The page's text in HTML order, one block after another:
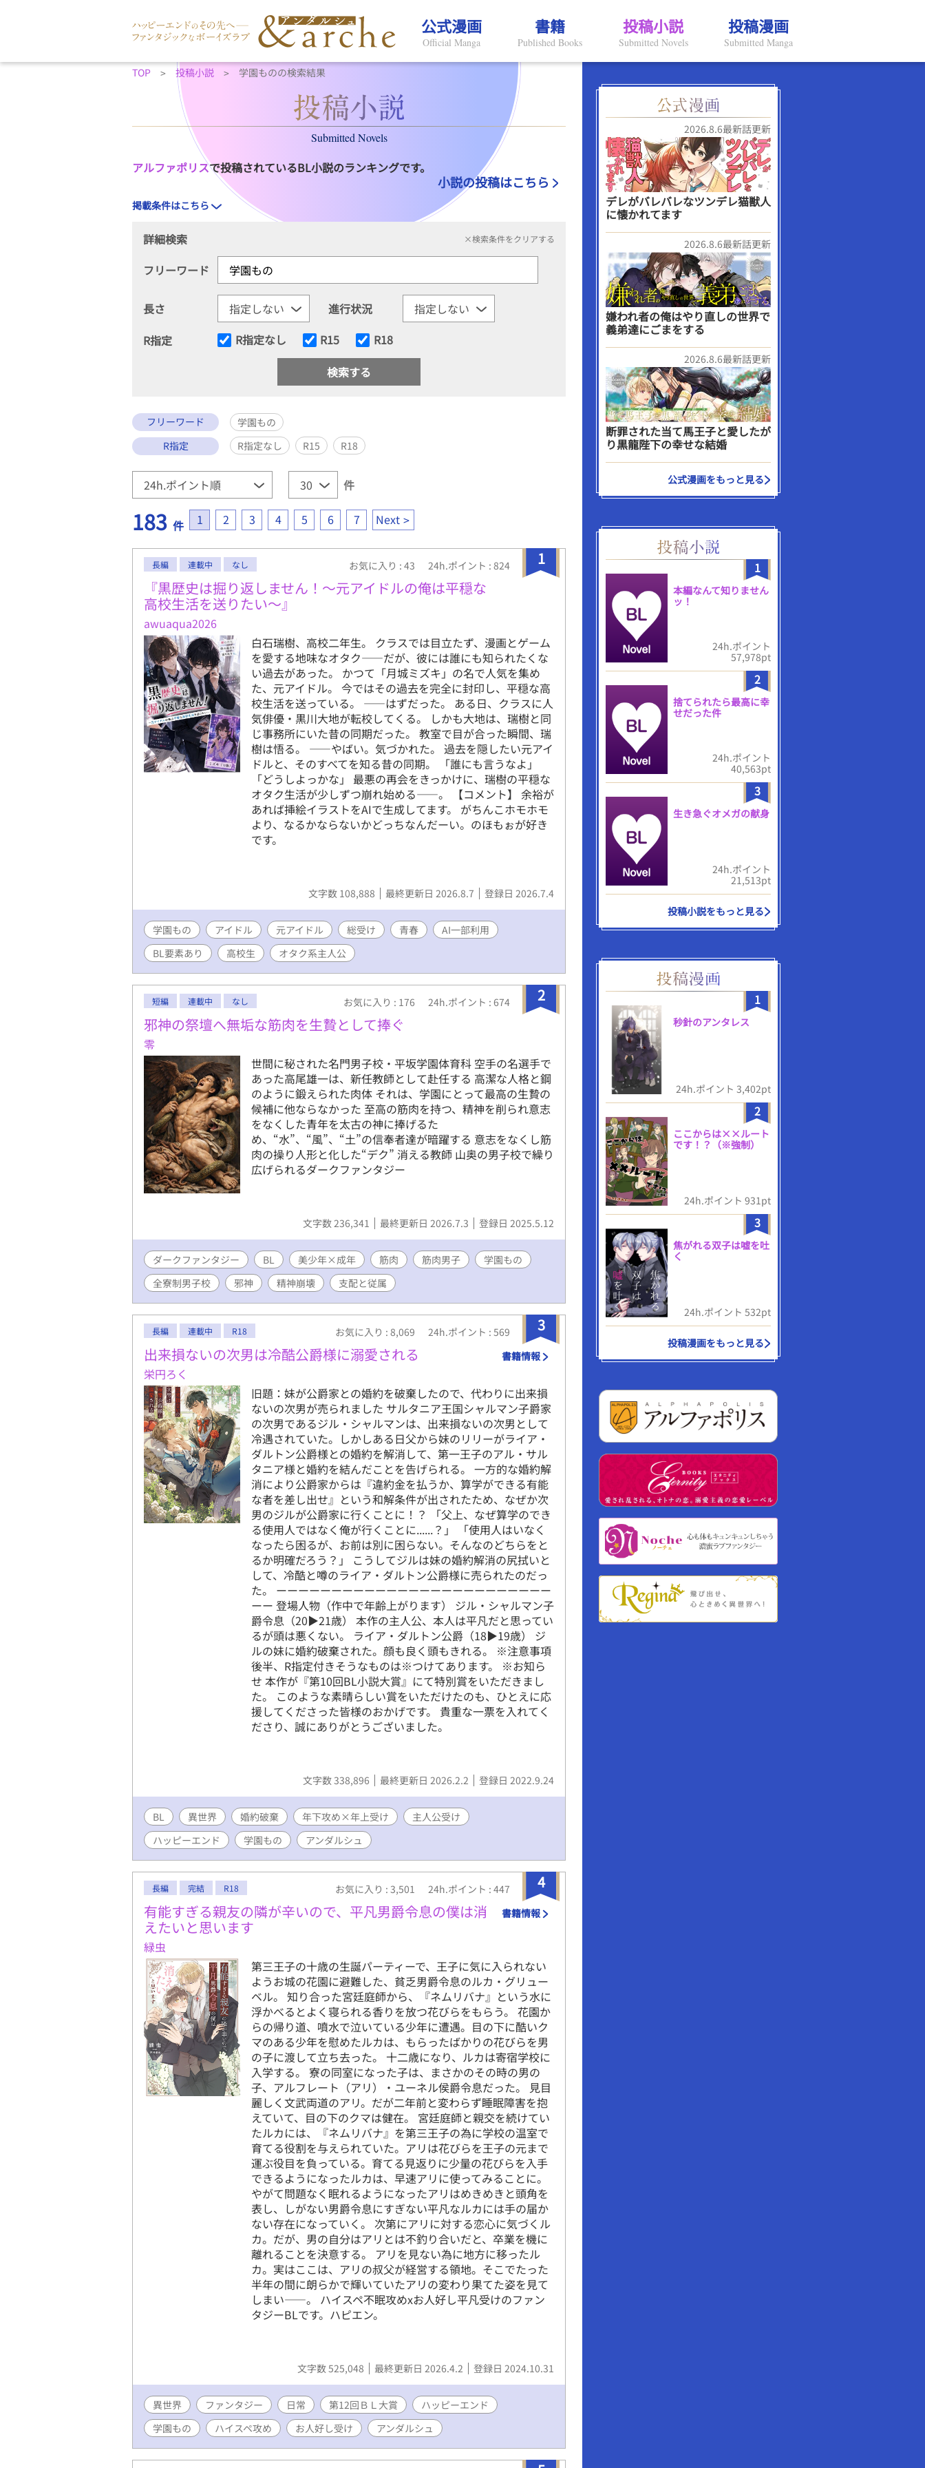
公式漫画
Official Manga
書籍
Published Books
投稿小説
Submitted Novels
投稿漫画
Submitted Manga
TOP 投稿小説 学園ものの検索結果
Submitted Novels
アルファポリスで投稿されているBL小説のランキングです。
小説の投稿はこちら
掲載条件はこちら
詳細検索 ×検索条件をクリアする
フリーワード
長さ
進行状況
R指定
R指定なし R15 R18
フリーワード
学園もの
R指定
R指定なし R15 R18
件
183 件 1 2 3 4 5 6 7 Next
1
長編 連載中 なし お気に入り : 43 24h.ポイント : 824
『黒歴史は掘り返しません！～元アイドルの俺は平穏な
高校生活を送りたい～』
awuaqua2026
白石瑞樹、高校二年生。 クラスでは目立たず、漫画とゲーム
を愛する地味なオタク――だが、彼には誰にも知られたくな
い過去があった。 かつて「月城ミズキ」の名で人気を集め
た、元アイドル。 今ではその過去を完全に封印し、平穏な高
校生活を送っている。 ――はずだった。 ある日、クラスに人
気俳優・黒川大地が転校してくる。 しかも大地は、瑞樹と同
じ事務所にいた昔の同期だった。 教室で目が合った瞬間、瑞
樹は悟る。 ――やばい。気づかれた。 過去を隠したい元アイ
ドルと、そのすべてを知る昔の同期。 「誰にも言うなよ」
「どうしよっかな」 最悪の再会をきっかけに、瑞樹の平穏な
オタク生活が少しずつ崩れ始める――。 【コメント】 余裕が
あれば挿絵イラストをAIで生成してます。 がちんこホモホモ
より、なるかならないかどっちなんだーい。のほもぉが好き
です。
文字数 108,888 最終更新日 2026.8.7 登録日 2026.7.4
学園もの アイドル 元アイドル 総受け 青春
AI一部利用
BL要素あり
高校生 オタク系主人公
2
短編 連載中 なし お気に入り : 176 24h.ポイント : 674
邪神の祭壇へ無垢な筋肉を生贄として捧ぐ
零
世間に秘された名門男子校・平坂学園体育科 空手の名選手で
あった高尾雄一は、新任教師として赴任する 高潔な人格と鋼
のように鍛えられた肉体 それは、学園にとって最高の生贄の
候補に他ならなかった 至高の筋肉を持つ、精神を削られ意志
をなくした青年を太古の神に捧げるた
め、“水”、“風”、“土”の信奉者達が暗躍する 意志をなくし筋
肉の操り人形と化した“デク” 消える教師 山奥の男子校で繰り
広げられるダークファンタジー
文字数 236,341 最終更新日 2026.7.3 登録日 2025.5.12
ダークファンタジー BL 美少年×成年 筋肉 筋肉男子
学園もの
全寮制男子校
邪神 精神崩壊 支配と従属
3
長編 連載中 R18 お気に入り : 8,069 24h.ポイント : 569
出来損ないの次男は冷酷公爵様に溺愛される
栄円ろく
書籍情報
旧題：妹が公爵家との婚約を破棄したので、代わりに出来損
ないの次男が売られました サルタニア王国シャルマン子爵家
の次男であるジル・シャルマンは、出来損ないの次男として
冷遇されていた。しかしある日父から妹のリリーがライア・
ダルトン公爵様との婚約を解消して、第一王子のアル・サル
タニア様と婚約を結んだことを告げられる。 一方的な婚約解
消により公爵家からは『違約金を払うか、算学ができる有能
な者を差し出せ』という和解条件が出されたため、なぜか次
男のジルが公爵家に行くことに！？ 「父上、なぜ算学のでき
る使用人ではなく俺が行くことに......？」 「使用人はいなく
なったら困るが、お前は別に困らない。そんなのどちらをと
るか明確だろう？」 こうしてジルは妹の婚約解消の尻拭いと
して、冷酷と噂のライア・ダルトン公爵様に売られたのだっ
た。 ーーーーーーーーーーーーーーーーーーーーーーーーー
ーー 登場人物（作中で年齢上がります） ジル・シャルマン子
爵令息（20▶︎21歳） 本作の主人公、本人は平凡だと思ってい
るが頭は悪くない。 ライア・ダルトン公爵（18▶︎19歳） ジ
ルの妹に婚約破棄された。顔も良く頭もきれる。 ※注意事項
後半、R指定付きそうなものは※つけてあります。 ※お知ら
せ 本作が『第10回BL小説大賞』にて特別賞をいただきまし
た。 このような素晴らしい賞をいただけたのも、ひとえに応
援してくださった皆様のおかげです。 貴重な一票を入れてく
ださり、誠にありがとうございました。
文字数 338,896 最終更新日 2026.2.2 登録日 2022.9.24
BL 異世界 婚約破棄 年下攻め×年上受け
主人公受け
ハッピーエンド
学園もの アンダルシュ
4
長編 完結 R18 お気に入り : 3,501 24h.ポイント : 447
有能すぎる親友の隣が辛いので、平凡男爵令息の僕は消
えたいと思います
緑虫
書籍情報
第三王子の十歳の生誕パーティーで、王子に気に入られない
ようお城の花園に避難した、貧乏男爵令息のルカ・グリュー
ベル。 知り合った宮廷庭師から、『ネムリバナ』という水に
浮かべるとよく寝られる香りを放つ花びらをもらう。 花園か
らの帰り道、噴水で泣いている少年に遭遇。目の下に酷いク
マのある少年を慰めたルカは、もらったばかりの花びらを男
の子に渡して立ち去った。 十二歳になり、ルカは寄宿学校に
入学する。 寮の同室になった子は、まさかのその時の男の
子、アルフレート（アリ）・ユーネル侯爵令息だった。 見目
麗しく文武両道のアリ。だが二年前と変わらず睡眠障害を抱
えていて、目の下のクマは健在。 宮廷庭師と親交を続けてい
たルカには、『ネムリバナ』を第三王子の為に学校の温室で
育てる役割を与えられていた。アリは花びらを王子の元まで
運ぶ役目を負っている。育てる見返りに少量の花びらを入手
できるようになったルカは、早速アリに使ってみることに。
やがて問題なく眠れるようになったアリはめきめきと頭角を
表し、しがない男爵令息にすぎない平凡なルカには手の届か
ない存在になっていく。 次第にアリに対する恋心に気づくル
カ。だが、男の自分はアリとは不釣り合いだと、卒業を機に
離れることを決意する。 アリを見ない為に地方に移ったル
カ。実はここは、アリの叔父が経営する領地。そこでたった
半年の間に朗らかで輝いていたアリの変わり果てた姿を見て
しまい――。 ハイスペ不眠攻めxお人好し平凡受けのファン
タジーBLです。ハピエン。
文字数 525,048 最終更新日 2026.4.2 登録日 2024.10.31
異世界 ファンタジー 日常 第12回ＢＬ大賞
ハッピーエンド
学園もの
ハイスペ攻め お人好し受け アンダルシュ
2026.8.6最新話更新
デレがバレバレなツンデレ猫獣人
に懐かれてます
2026.8.6最新話更新
嫌われ者の俺はやり直しの世界で
義弟達にごまをする
2026.8.6最新話更新
断罪された当て馬王子と愛したが
り黒龍陛下の幸せな結婚
公式漫画をもっと見る
1
本編なんて知りません
ッ！
24h.ポイント
57,978pt
2
捨てられたら最高に幸
せだった件
24h.ポイント
40,563pt
3
生き急ぐオメガの献身
24h.ポイント
21,513pt
投稿小説をもっと見る
1
秒針のアンタレス
24h.ポイント 3,402pt
2
ここからは××ルート
です！？（※強制）
24h.ポイント 931pt
3
焦がれる双子は嘘を吐
く
24h.ポイント 532pt
投稿漫画をもっと見る